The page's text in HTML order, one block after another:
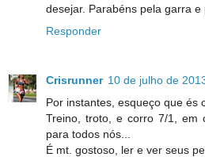
desejar. Parabéns pela garra e
Responder
Crisrunner 10 de julho de
Por instantes, esqueço que és
Treino, troto, e corro 7/1, em
para todos nós...
É mt. gostoso, ler e ver seus